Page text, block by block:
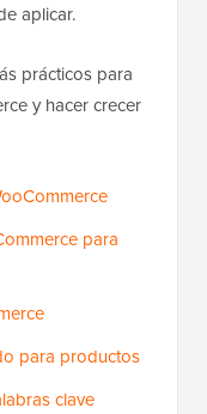
aplicar.
prácticos para
y hacer crecer
para
para productos
clave